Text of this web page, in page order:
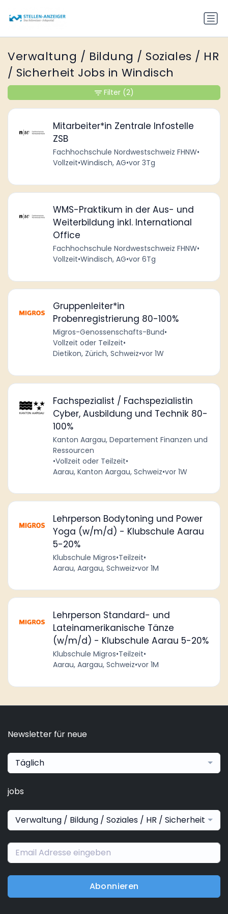
Verwaltung / Bildung / Soziales / HR
/ Sicherheit Jobs in Windisch
Mitarbeiter*in Zentrale Infostelle
ZSB
Fachhochschule Nordwestschweiz FHNW•
Vollzeit•Windisch, AG•vor 3Tg
WMS-Praktikum in der Aus- und
Weiterbildung inkl. International
Office
Fachhochschule Nordwestschweiz FHNW•
Vollzeit•Windisch, AG•vor 6Tg
Gruppenleiter*in
Probenregistrierung 80-100%
Migros-Genossenschafts-Bund•
Vollzeit oder Teilzeit•
Dietikon, Zürich, Schweiz•vor 1W
Fachspezialist / Fachspezialistin
Cyber, Ausbildung und Technik 80-
100%
Kanton Aargau, Departement Finanzen und
Ressourcen
•Vollzeit oder Teilzeit•
Aarau, Kanton Aargau, Schweiz•vor 1W
Lehrperson Bodytoning und Power
Yoga (w/m/d) - Klubschule Aarau
5-20%
Klubschule Migros•Teilzeit•
Aarau, Aargau, Schweiz•vor 1M
Lehrperson Standard- und
Lateinamerikanische Tänze
(w/m/d) - Klubschule Aarau 5-20%
Klubschule Migros•Teilzeit•
Aarau, Aargau, Schweiz•vor 1M
Filter (2)
Newsletter für neue
Täglich
jobs
Verwaltung / Bildung / Soziales / HR / Sicherheit
Abonnieren